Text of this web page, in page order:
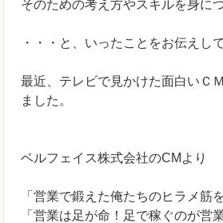
そのための考え方やスキルを身に
・・・と、いったことをお伝えし
最近、テレビで見かけた面白いＣ
ました。
ベルフェイス株式会社のCMより
「営業で鍛えた俺たちのヒラメ筋
「営業は足が命！足で稼ぐのが営